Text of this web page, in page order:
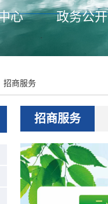
心 政务公开
招商服务
招商服务